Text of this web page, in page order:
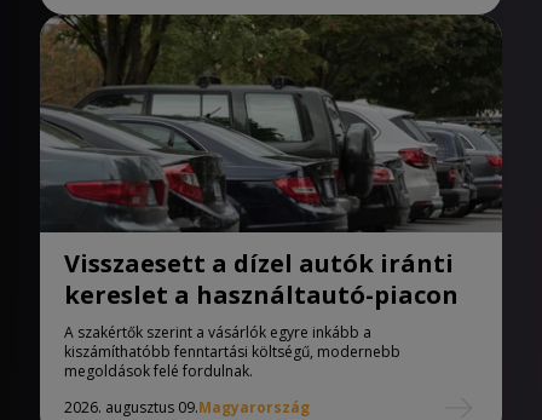
Visszaesett a dízel autók iránti
kereslet a használtautó-piacon
A szakértők szerint a vásárlók egyre inkább a
kiszámíthatóbb fenntartási költségű, modernebb
megoldások felé fordulnak.
2026. augusztus 09.Magyarország